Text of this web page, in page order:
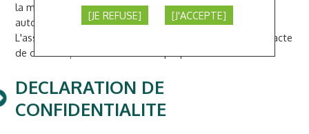
la mention suivante doit apparaître sur toute copie
autorisée du contenu du site : association-eveil.fr.
L'association Eveil se réserve le droit de poursuivre tout acte
de contrefaçon de ses droits de propriété intellectuelle.
DECLARATION DE
CONFIDENTIALITE
[JE REFUSE] [J'ACCEPTE]